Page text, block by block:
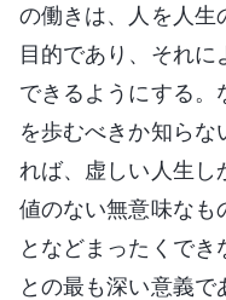
の働きは、人を人生
目的であり、それ
できるようにする。
を歩むべきか知らな
れば、虚しい人生し
値のない無意味なも
となどまったくでき
との最も深い意義